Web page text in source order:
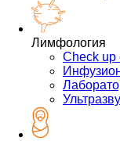
Лимфология
Check up